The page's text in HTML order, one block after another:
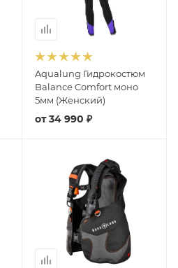
Aqualung Гидрокостюм
Balance Comfort моно
5мм (Женский)
от34 990 ₽